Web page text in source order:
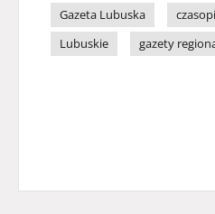
Gazeta Lubuska
Lubuskie
gazety